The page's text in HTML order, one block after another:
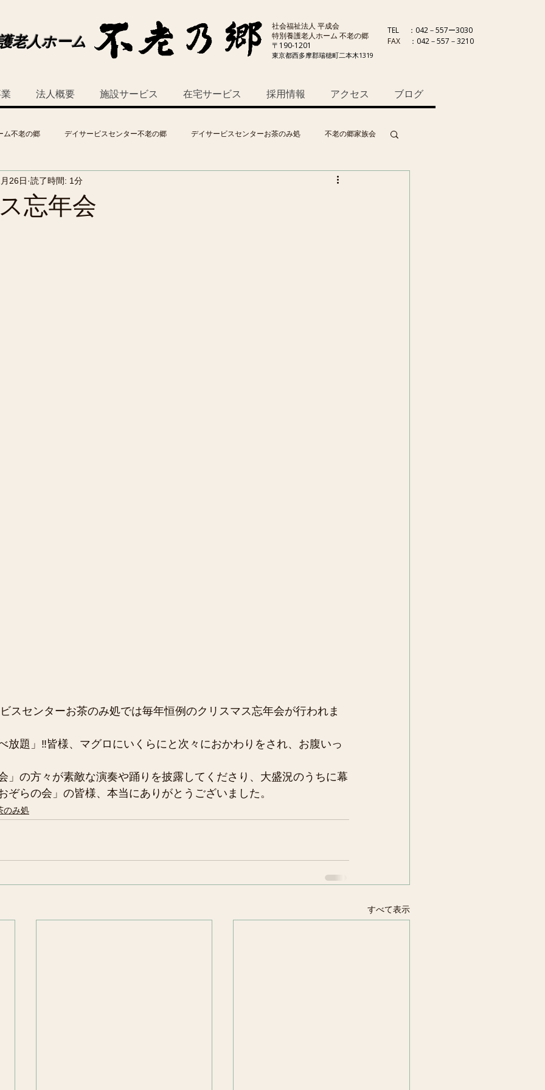
老人ホーム
社会福祉法人 平成会
特別養護老人ホーム 不老の郷
〒190-1201
東京都西多摩郡瑞穂町二本木1319
TEL
：042－557ー3030
FAX
：042－557－3210
法人概要 施設サービス 在宅サービス 採用情報 アクセス ブログ
ム不老の郷 デイサービスセンター不老の郷 デイサービスセンターお茶のみ処 不老の郷家族会
忘年会
26日 読了時間: 1分
スセンターお茶のみ処では毎年恒例のクリスマス忘年会が行われま
放題」‼皆様、マグロにいくらにと次々におかわりをされ、お腹いっ
」の方々が素敵な演奏や踊りを披露してくださり、大盛況のうちに幕
ぞらの会」の皆様、本当にありがとうございました。
のみ処
すべて表示